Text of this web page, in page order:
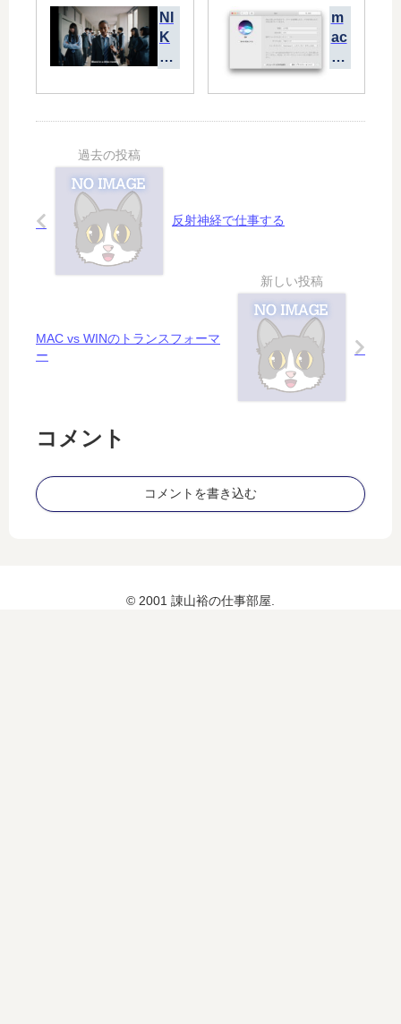
困
層
が
あ
ら
在
る
以
前
と
以
NI
K
E
差
は
m
ac
O
Si
う
反射神経で仕事する
MAC vs WINのトランスフォーマ
ー
コメント
コメントを書き込む
© 2001 諌山裕の仕事部屋.